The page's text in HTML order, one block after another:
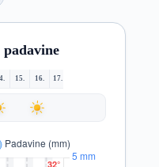
15. 16. 17.